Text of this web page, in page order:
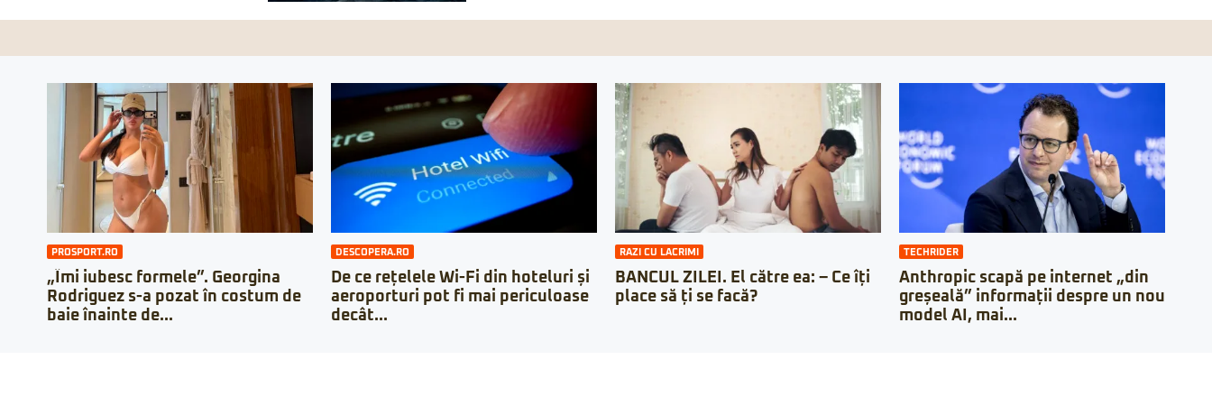
PROSPORT.RO
„Îmi iubesc formele”. Georgina
Rodriguez s-a pozat în costum de
baie înainte de...
DESCOPERA.RO
De ce rețelele Wi-Fi din hoteluri și
aeroporturi pot fi mai periculoase
decât...
RAZI CU LACRIMI
BANCUL ZILEI. El către ea: – Ce îți
place să ți se facă?
TECHRIDER
Anthropic scapă pe internet „din
greșeală” informații despre un nou
model AI, mai...